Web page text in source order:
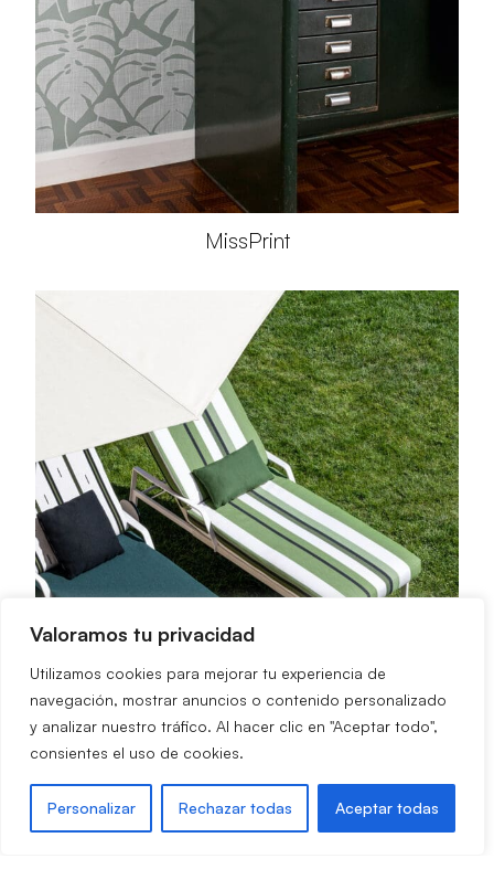
Valoramos tu privacidad
Utilizamos cookies para mejorar tu experiencia de
navegación, mostrar anuncios o contenido personalizado
y analizar nuestro tráfico. Al hacer clic en "Aceptar todo",
consientes el uso de cookies.
Personalizar Rechazar todas Aceptar todas
MissPrint